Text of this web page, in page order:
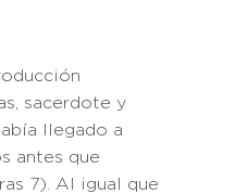
sacerdote y
llegado a
antes que
7). Al igual que